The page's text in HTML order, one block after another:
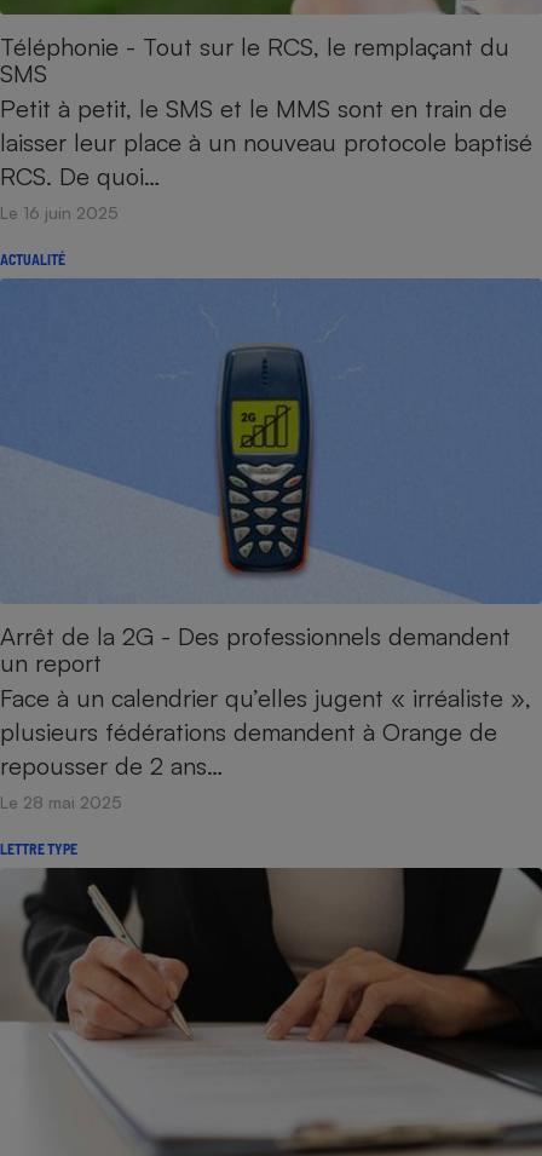
Téléphonie - Tout sur le RCS, le remplaçant du
SMS
Petit à petit, le SMS et le MMS sont en train de
laisser leur place à un nouveau protocole baptisé
RCS. De quoi…
Le 16 juin 2025
ACTUALITÉ
Arrêt de la 2G - Des professionnels demandent
un report
Face à un calendrier qu’elles jugent « irréaliste »,
plusieurs fédérations demandent à Orange de
repousser de 2 ans…
Le 28 mai 2025
LETTRE TYPE